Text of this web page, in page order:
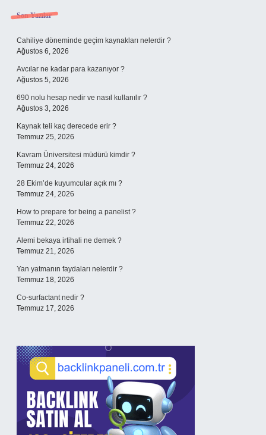
Sidebar
Son Yazılar
Cahiliye döneminde geçim kaynakları nelerdir ?
Ağustos 6, 2026
Avcılar ne kadar para kazanıyor ?
Ağustos 5, 2026
690 nolu hesap nedir ve nasıl kullanılır ?
Ağustos 3, 2026
Kaynak teli kaç derecede erir ?
Temmuz 25, 2026
Kavram Üniversitesi müdürü kimdir ?
Temmuz 24, 2026
28 Ekim’de kuyumcular açık mı ?
Temmuz 24, 2026
How to prepare for being a panelist ?
Temmuz 22, 2026
Alemi bekaya irtihali ne demek ?
Temmuz 21, 2026
Yan yatmanın faydaları nelerdir ?
Temmuz 18, 2026
Co-surfactant nedir ?
Temmuz 17, 2026